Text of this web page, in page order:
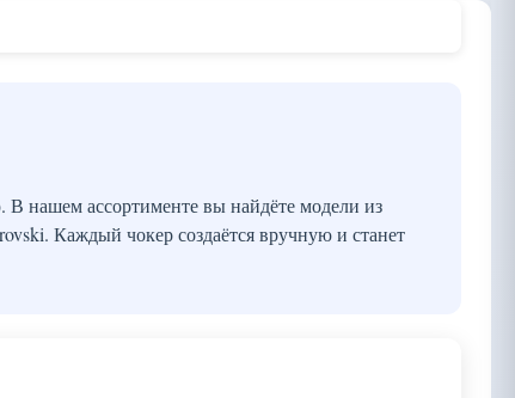
нашем ассортименте вы найдёте модели из
Каждый чокер создаётся вручную и станет